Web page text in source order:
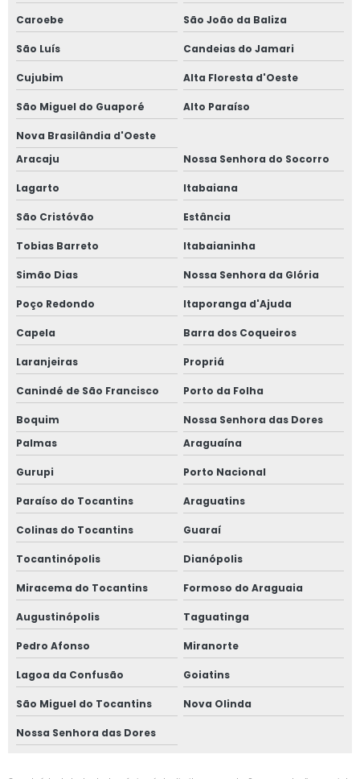
Caroebe São João da Baliza
São Luís Candeias do Jamari
Cujubim Alta Floresta d'Oeste
São Miguel do Guaporé Alto Paraíso
Nova Brasilândia d'Oeste
Aracaju
Nossa Senhora do Socorro
Lagarto Itabaiana
São Cristóvão Estância
Tobias Barreto Itabaianinha
Simão Dias Nossa Senhora da Glória
Poço Redondo Itaporanga d'Ajuda
Capela Barra dos Coqueiros
Laranjeiras Propriá
Canindé de São Francisco Porto da Folha
Boquim
Nossa Senhora das Dores
Palmas
Araguaína
Gurupi Porto Nacional
Paraíso do Tocantins Araguatins
Colinas do Tocantins Guaraí
Tocantinópolis Dianópolis
Miracema do Tocantins Formoso do Araguaia
Augustinópolis Taguatinga
Pedro Afonso Miranorte
Lagoa da Confusão Goiatins
São Miguel do Tocantins Nova Olinda
Nossa Senhora das Dores